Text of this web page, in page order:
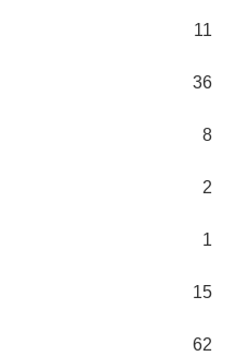
11
36
8
2
1
15
62